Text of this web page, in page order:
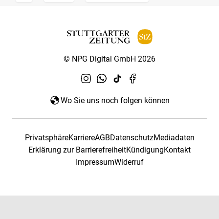
© NPG Digital GmbH 2026
Wo Sie uns noch folgen können
PrivatsphäreKarriereAGBDatenschutzMediadaten
Erklärung zur BarrierefreiheitKündigungKontakt
ImpressumWiderruf